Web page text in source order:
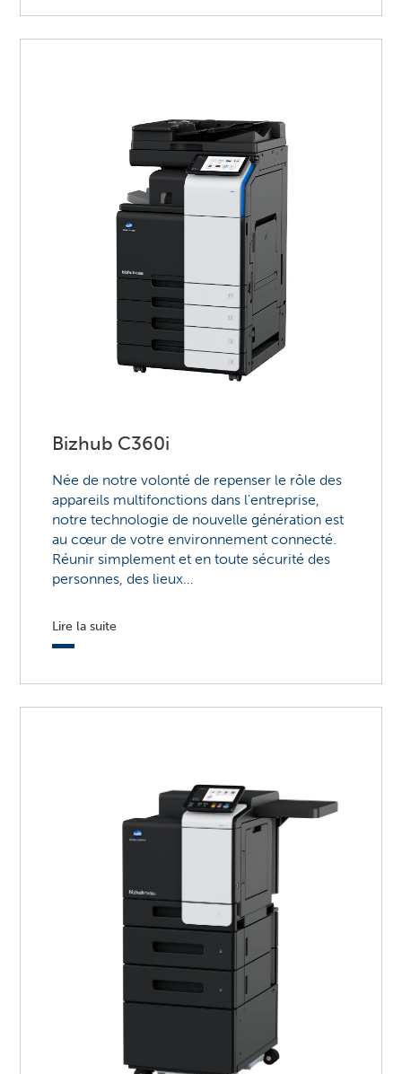
Bizhub C360i
Née de notre volonté de repenser le rôle des
appareils multifonctions dans l'entreprise,
notre technologie de nouvelle génération est
au cœur de votre environnement connecté.
Réunir simplement et en toute sécurité des
personnes, des lieux…
Lire la suite